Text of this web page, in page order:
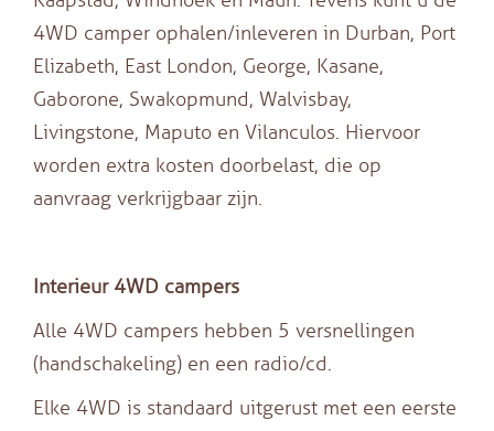
4WD camper ophalen/inleveren in Durban, Port
Elizabeth, East London, George, Kasane,
Gaborone, Swakopmund, Walvisbay,
Livingstone, Maputo en Vilanculos. Hiervoor
worden extra kosten doorbelast, die op
aanvraag verkrijgbaar zijn.
Interieur 4WD campers
Alle 4WD campers hebben 5 versnellingen
(handschakeling) en een radio/cd.
Elke 4WD is standaard uitgerust met een eerste